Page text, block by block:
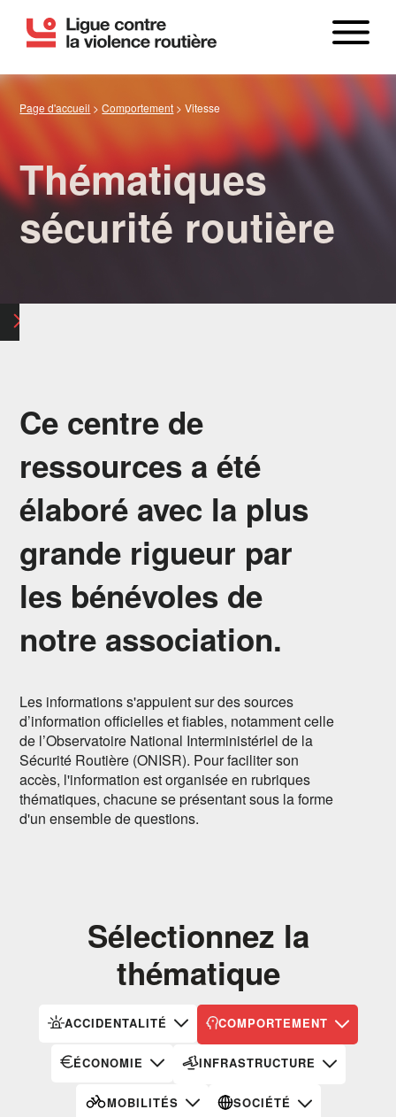
Page d'accueil >Comportement >Vitesse
Thématiques
sécurité routière
Ce centre de
ressources a été
élaboré avec la plus
grande rigueur par
les bénévoles de
notre association.
Les informations s'appuient sur des sources
d’information officielles et fiables, notamment celle
de l’Observatoire National Interministériel de la
Sécurité Routière (ONISR). Pour faciliter son
accès, l'information est organisée en rubriques
thématiques, chacune se présentant sous la forme
d'un ensemble de questions.
Sélectionnez la
thématique
ACCIDENTALITÉ COMPORTEMENT
ÉCONOMIE INFRASTRUCTURE
MOBILITÉS SOCIÉTÉ